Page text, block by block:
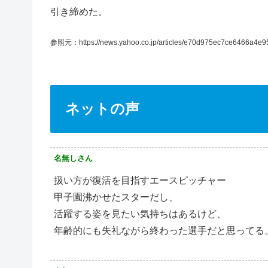
引き締めた。
参照元：https://news.yahoo.co.jp/articles/
ネットの声
名無しさん
扱い方が復活を目指すエースピッチャー
甲子園沸かせたスターだし、
活躍する姿を見たい気持ちはあるけど、
年齢的にも失礼ながら終わった選手だと思ってる